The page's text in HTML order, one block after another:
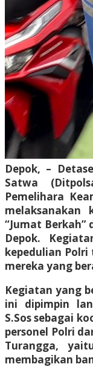
Depok, –
Satwa
Pemelihara
melaksanakan
“Jumat Berkah”
Depok.
kepedulian
mereka yang
Kegiatan yang
ini dipimpin
S.Sos sebagai
personel Polri
Turangga,
membagikan